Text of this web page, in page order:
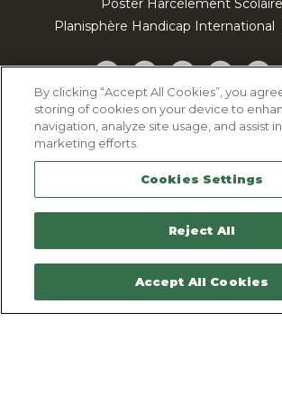
Poster Harcèlement Scolaire
Planisphère Handicap International
Facebook
TwitterYouTube
Politique d'utilisation des
Politique de confidentialité
Mentions légales
Plan du site
Contactez-nous
By clicking “Accept All Cookies”, you
storing of cookies on your device to
navigation, analyze site usage, and assist
marketing efforts.
Cookies Settings
Reject All
Accept All Cookies